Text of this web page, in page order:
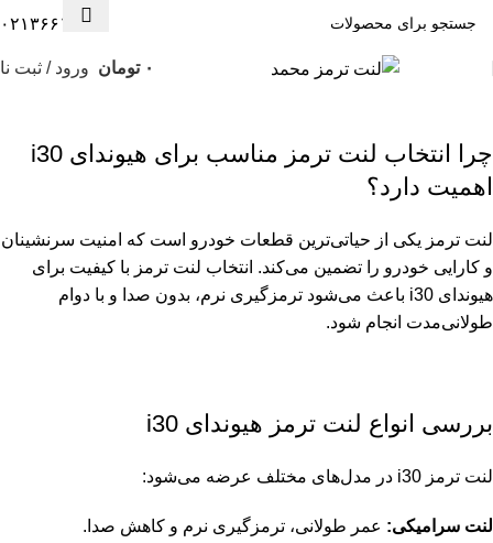
۰۲۱۳۶۶۱۳۰۰۸
۰ تومان ورود / ثبت
چرا انتخاب لنت ترمز مناسب برای هیوندای i30
اهمیت دارد؟
لنت ترمز یکی از حیاتی‌ترین قطعات خودرو است که امنیت سرنشینان
و کارایی خودرو را تضمین می‌کند. انتخاب لنت ترمز با کیفیت برای
هیوندای i30 باعث می‌شود ترمزگیری نرم، بدون صدا و با دوام
طولانی‌مدت انجام شود.
بررسی انواع لنت ترمز هیوندای i30
لنت ترمز i30 در مدل‌های مختلف عرضه می‌شود:
لنت سرامیکی: عمر طولانی، ترمزگیری نرم و کاهش صدا.